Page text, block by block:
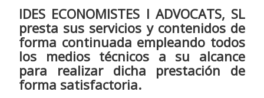
IDES ECONOMISTES I ADVOCATS, SL
presta sus servicios y contenidos de
forma continuada empleando todos
los medios técnicos a su alcance
para realizar dicha prestación de
forma satisfactoria.